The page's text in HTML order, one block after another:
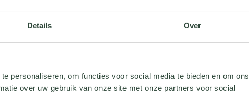
Details Over
personaliseren, om functies voor social media te bieden en om ons
over uw gebruik van onze site met onze partners voor social